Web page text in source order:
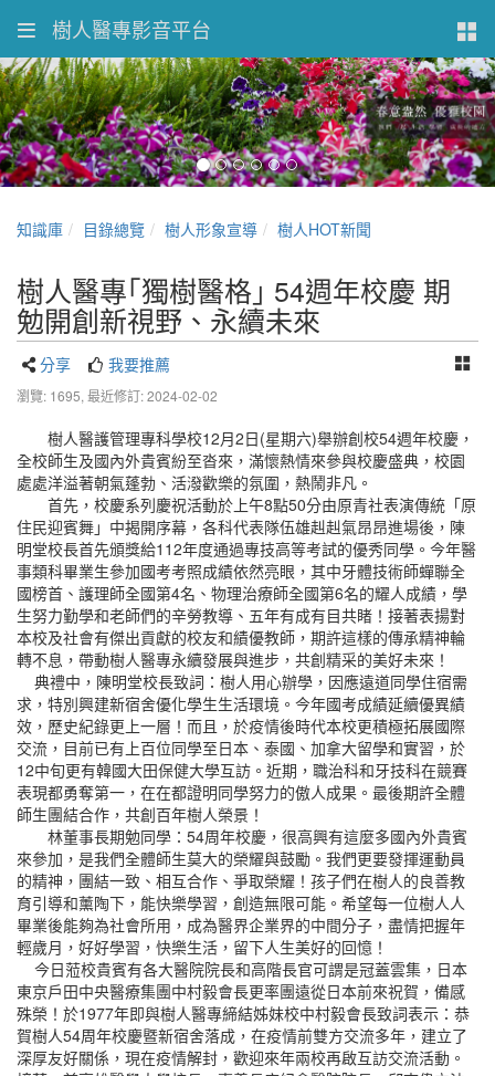
樹人醫專影音平台
知識庫 目錄總覽 樹人形象宣導 樹人HOT新聞
樹人醫專｢獨樹醫格｣ 54週年校慶 期
勉開創新視野、永續未來
分享 我要推薦
瀏覽: 1695, 最近修訂: 2024-02-02
樹人醫護管理專科學校12月2日(星期六)舉辦創校54週年校慶，
全校師生及國內外貴賓紛至沓來，滿懷熱情來參與校慶盛典，校園
處處洋溢著朝氣蓬勃、活潑歡樂的氛圍，熱鬧非凡。
首先，校慶系列慶祝活動於上午8點50分由原青社表演傳統「原
住民迎賓舞」中揭開序幕，各科代表隊伍雄赳赳氣昂昂進場後，陳
明堂校長首先頒獎給112年度通過專技高等考試的優秀同學。今年醫
事類科畢業生參加國考考照成績依然亮眼，其中牙體技術師蟬聯全
國榜首、護理師全國第4名、物理治療師全國第6名的耀人成績，學
生努力勤學和老師們的辛勞教導、五年有成有目共睹！接著表揚對
本校及社會有傑出貢獻的校友和績優教師，期許這樣的傳承精神輪
轉不息，帶動樹人醫專永續發展與進步，共創精采的美好未來！
典禮中，陳明堂校長致詞：樹人用心辦學，因應遠道同學住宿需
求，特別興建新宿舍優化學生生活環境。今年國考成績延續優異績
效，歷史紀錄更上一層！而且，於疫情後時代本校更積極拓展國際
交流，目前已有上百位同學至日本、泰國、加拿大留學和實習，於
12中旬更有韓國大田保健大學互訪。近期，職治科和牙技科在競賽
表現都勇奪第一，在在都證明同學努力的傲人成果。最後期許全體
師生團結合作，共創百年樹人榮景！
林董事長期勉同學：54周年校慶，很高興有這麼多國內外貴賓
來參加，是我們全體師生莫大的榮耀與鼓勵。我們更要發揮運動員
的精神，團結一致、相互合作、爭取榮耀！孩子們在樹人的良善教
育引導和薰陶下，能快樂學習，創造無限可能。希望每一位樹人人
畢業後能夠為社會所用，成為醫界企業界的中間分子，盡情把握年
輕歲月，好好學習，快樂生活，留下人生美好的回憶！
今日蒞校貴賓有各大醫院院長和高階長官可謂是冠蓋雲集，日本
東京戶田中央醫療集團中村毅會長更率團遠從日本前來祝賀，備感
殊榮！於1977年即與樹人醫專締結姊妹校中村毅會長致詞表示：恭
賀樹人54周年校慶暨新宿舍落成，在疫情前雙方交流多年，建立了
深厚友好關係，現在疫情解封，歡迎來年兩校再啟互訪交流活動。